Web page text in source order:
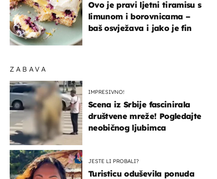
ZABAVA
IMPRESIVNO!
Scena iz Srbije fascinirala
društvene mreže! Pogledajte
neobičnog ljubimca
JESTE LI PROBALI?
Turisticu oduševila ponuda
Ovo je pravi ljetni tiramisu s
limunom i borovnicama –
baš osvježava i jako je fin